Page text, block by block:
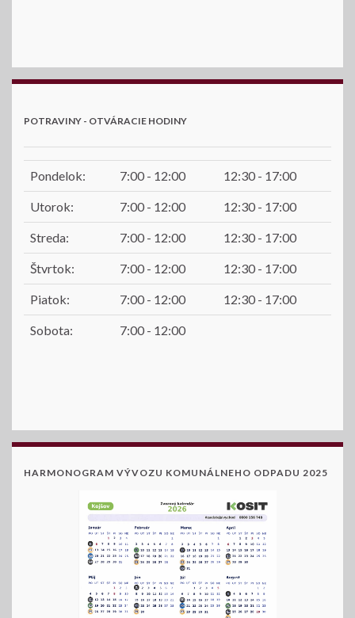
POTRAVINY - OTVÁRACIE HODINY
Pondelok: 7:00 - 12:00 12:30 - 17:00
Utorok: 7:00 - 12:00 12:30 - 17:00
Streda: 7:00 - 12:00 12:30 - 17:00
Štvrtok: 7:00 - 12:00 12:30 - 17:00
Piatok: 7:00 - 12:00 12:30 - 17:00
Sobota: 7:00 - 12:00
HARMONOGRAM VÝVOZU KOMUNÁLNEHO ODPADU 2025